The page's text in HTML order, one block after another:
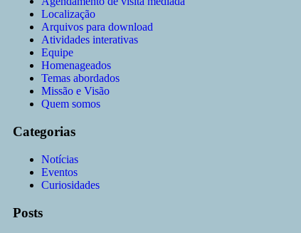
Localização
Arquivos para download
Atividades interativas
Equipe
Homenageados
Temas abordados
Missão e Visão
Quem somos
Categorias
Notícias
Eventos
Curiosidades
Posts